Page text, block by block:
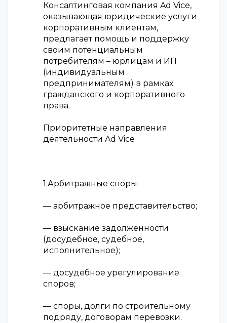
Консалтинговая компания Ad Vice,
оказывающая юридические услуги
корпоративным клиентам,
предлагает помощь и поддержку
своим потенциальным
потребителям – юрлицам и ИП
(индивидуальным
предпринимателям) в рамках
гражданского и корпоративного
права.
Приоритетные направления
деятельности Ad Vice
1.Арбитражные споры:
— арбитражное представительство;
— взыскание задолженности
(досудебное, судебное,
исполнительное);
— досудебное урегулирование
споров;
— споры, долги по строительному
подряду, договорам перевозки.